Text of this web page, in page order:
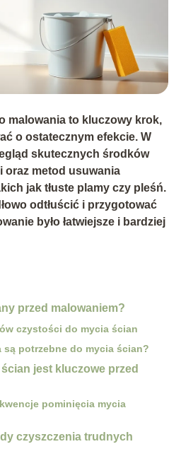
malowania to kluczowy krok,
o ostatecznym efekcie. W
skutecznych środków
oraz metod usuwania
jak tłuste plamy czy pleśń.
odtłuścić i przygotować
było łatwiejsze i bardziej
przed malowaniem?
czystości do mycia ścian
są potrzebne do mycia ścian?
jest kluczowe przed
pominięcia mycia
czyszczenia trudnych